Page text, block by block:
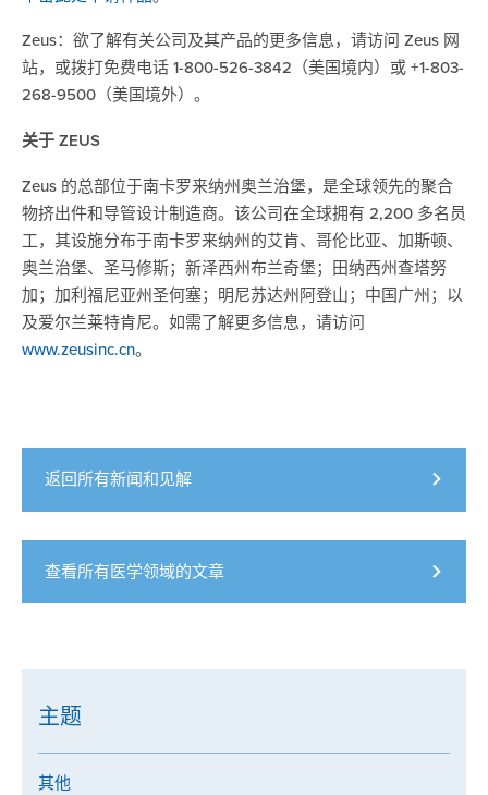
Zeus：欲了解有关公司及其产品的更多信息，请访问 Zeus 网
站，或拨打免费电话 1-800-526-3842（美国境内）或 +1-803-
268-9500（美国境外）。
关于 ZEUS
Zeus 的总部位于南卡罗来纳州奥兰治堡，是全球领先的聚合
物挤出件和导管设计制造商。该公司在全球拥有 2,200 多名员
工，其设施分布于南卡罗来纳州的艾肯、哥伦比亚、加斯顿、
奥兰治堡、圣马修斯；新泽西州布兰奇堡；田纳西州查塔努
加；加利福尼亚州圣何塞；明尼苏达州阿登山；中国广州；以
及爱尔兰莱特肯尼。如需了解更多信息，请访问
www.zeusinc.cn。
返回所有新闻和见解
查看所有医学领域的文章
主题
其他